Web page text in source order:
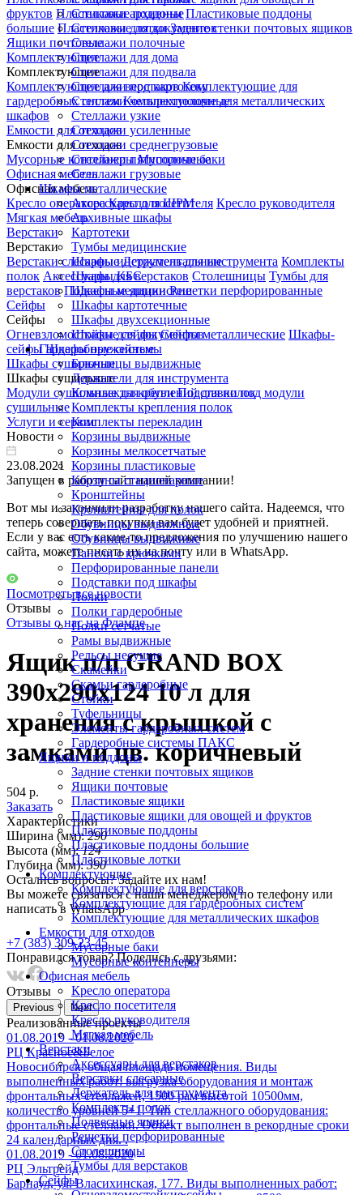
Стеллажи архивные
Стеллажи для документов
Стеллажи полочные
Стеллажи для дома
Стеллажи для подвала
Стеллажи под картотеку
Стеллажи четырехполочные
Стеллажи узкие
Стеллажи усиленные
Стеллажи среднегрузовые
Стеллажи пятиполочные
Стеллажи грузовые
Шкафы металлические
Аксессуары для ШРМ
Архивные шкафы
Картотеки
Тумбы медицинские
Шкафы инструментальные
Шкафы КБС
Шкафы медицинские
Шкафы картотечные
Шкафы двухсекционные
Шкафы для документов
Гардеробные системы
Брючницы выдвижные
Держатели для инструмента
Комплекты креплений для полок
Комплекты крепления полок
Комплекты перекладин
Корзины выдвижные
Корзины мелкосетчатые
Корзины пластиковые
Корзины стационарные
Кронштейны
Кронштейны для полок
Обувницы выдвижные
Обувницы выдвижные
Панели с крючками
Перфорированные панели
Подставки под шкафы
Полки
Полки гардеробные
Полки сетчатые
Рамы выдвижные
Рельсы несущие
Скамейки
Скамьи гардеробные
Стойки
Туфельницы
Элементы гардеробных систем
Гардеробные системы ПАКС
Ящики и поддоны
Задние стенки почтовых ящиков
Ящики почтовые
Пластиковые ящики
Пластиковые ящики для овощей и фруктов
Пластиковые поддоны
Пластиковые поддоны большие
Пластиковые лотки
Комплектующие
Комплектующие для верстаков
Комплектующие для гардеробных систем
Комплектующие для металлических шкафов
Емкости для отходов
Мусорные баки
Мусорные контейнеры
Офисная мебель
Кресло оператора
Кресло посетителя
Кресло руководителя
Мягкая мебель
Верстаки
Аксессуары для верстаков
Верстаки слесарные
Держатель для инструмента
Комплекты полок
Подвесные ящики
Решетки перфорированные
Столешницы
Тумбы для верстаков
Сейфы
фруктов Пластиковые поддоны Пластиковые поддоны
большие Пластиковые лотки Задние стенки почтовых ящиков
Ящики почтовые
Комплектующие
Комплектующие
Комплектующие для верстаков Комплектующие для
гардеробных систем Комплектующие для металлических
шкафов
Емкости для отходов
Емкости для отходов
Мусорные контейнеры Мусорные баки
Офисная мебель
Офисная мебель
Кресло оператора Кресло посетителя Кресло руководителя
Мягкая мебель
Верстаки
Верстаки
Верстаки слесарные Держатель для инструмента Комплекты
полок Аксессуары для верстаков Столешницы Тумбы для
верстаков Подвесные ящики Решетки перфорированные
Сейфы
Сейфы
Огневзломостойкие сейфы Сейфы металлические Шкафы-
сейфы Шкафы оружейные
Шкафы сушильные
Шкафы сушильные
Модули сушильные для обуви Подставки под модули
сушильные
Услуги и сервис
Новости
23.08.2021
Запущен в работу сайт нашей компании!
Вот мы и закончили разработку нашего сайта. Надеемся, что
теперь совершать покупки вам будет удобней и приятней.
Если у вас есть какие-то предложения по улучшению нашего
сайта, можете писать их на почту или в WhatsApp.
Посмотреть все новости
Отзывы
Отзывы о нас на Флампе
Ящик п/п GRAND BOX
390х290х124 10 л для
хранения с крышкой с
замками цв. коричневый
504 р.
Заказать
Характеристики
Ширина (мм):290
Высота (мм):124
Глубина (мм):390
Остались вопросы? Задайте их нам!
Вы можете связаться с наши менеджером по телефону или
написать в WhatsApp
+7 (383) 309-23-45
Понравился товар? Поделись с друзьями:
Отзывы
Previous Next
Реализованныe проекты
01.08.2019 - 01.08.2020
РЦ Красное&Белое
Новосибирск, общая площадь помещения. Виды
выполненных работ: выгрузка оборудования и монтаж
фронтальных стеллажей, 1500 рам высотой 10500мм,
количество уровней 5+1. Тип стеллажного оборудования:
фронтальные стеллажи. Объект выполнен в рекордные сроки
24 календарных дня. .
01.08.2019 - 01.08.2020
РЦ Эльтрейд
Барнаул, ул. Власихинская, 177. Виды выполненных работ: